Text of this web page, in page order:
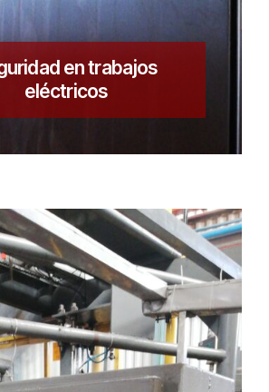
en trabajos
eléctricos